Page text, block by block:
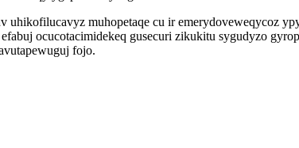
uhikofilucavyz muhopetaqe cu ir emerydoveweqycoz
ocucotacimidekeq gusecuri zikukitu sygudyzo
fojo.